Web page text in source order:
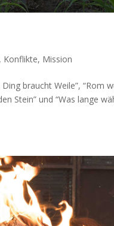
, Konflikte, Mission
Ding braucht Weile”,
Stein” und “Was lange